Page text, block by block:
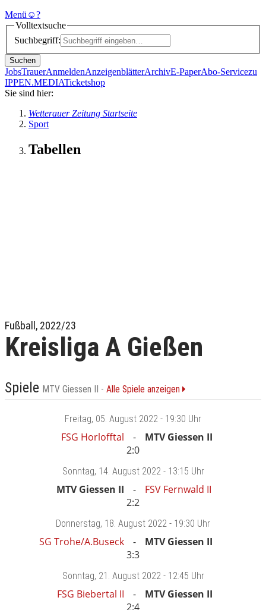
Menü ☺?
Volltextsuche
Suchbegriff:
Suchen
JobsTrauerAnmeldenAnzeigenblätterArchivE-PaperAbo-Servicezu
IPPEN.MEDIATicketshop
Sie sind hier:
Wetterauer Zeitung Startseite
Sport
Tabellen
Fußball, 2022/23
Kreisliga A Gießen
Spiele MTV Giessen II - Alle Spiele anzeigen
Freitag, 05. August 2022 - 19:30 Uhr
FSG Horlofftal
MTV Giessen II
2:0
Sonntag, 14. August 2022 - 13:15 Uhr
MTV Giessen II
FSV Fernwald II
2:2
Donnerstag, 18. August 2022 - 19:30 Uhr
SG Trohe/A.Buseck
MTV Giessen II
3:3
Sonntag, 21. August 2022 - 12:45 Uhr
FSG Biebertal II
MTV Giessen II
2:4